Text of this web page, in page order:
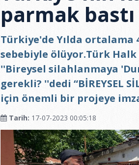
parmak bastı
Türkiye'de Yılda ortalama
sebebiyle ölüyor.Türk Halk
''Bireysel silahlanmaya
gerekli? ''dedi “BİREYSEL
için önemli bir projeye
Tarih: 17-07-2023 00:05:18